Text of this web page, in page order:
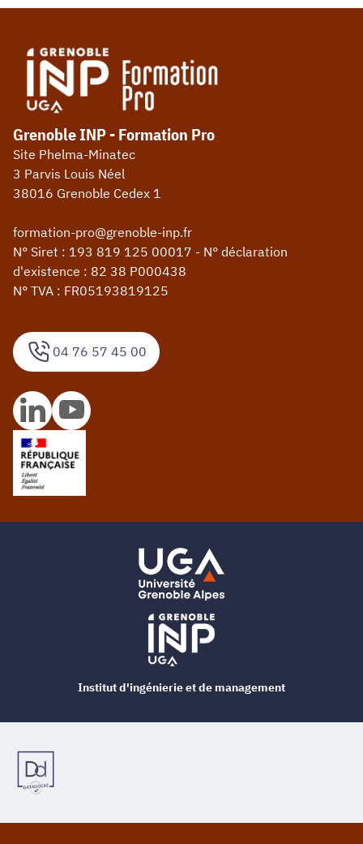
04 76 57 45 00
Grenoble INP - Formation Pro
Site Phelma-Minatec
3 Parvis Louis Néel
38016 Grenoble Cedex 1
formation-pro@grenoble-inp.fr
N° Siret : 193 819 125 00017 - N° déclaration
d'existence : 82 38 P000438
N° TVA : FR05193819125
Institut d'ingénierie et de management